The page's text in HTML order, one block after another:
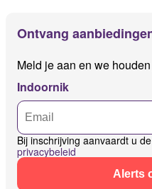
Ontvang
Meld je aan en we
Indoornik
Bij inschrijving aanvaardt u de
privacybeleid
Alerts